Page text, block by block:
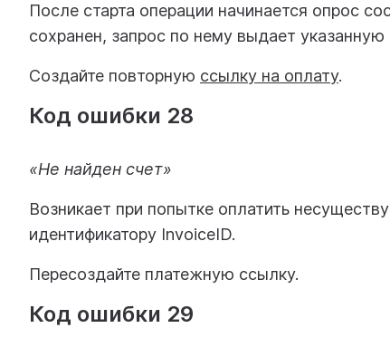
После старта операции начинается опрос
сохранен, запрос по нему выдает указанную
Создайте повторную ссылку на оплату.
Код ошибки 28
«Не найден счет»
Возникает при попытке оплатить
идентификатору InvoiceID.
Пересоздайте платежную ссылку.
Код ошибки 29